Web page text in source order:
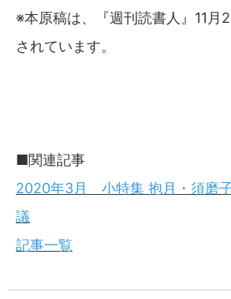
※本原稿は、『週刊読書人』11月
されています。
■関連記事
2020年3月 小特集 抱月・須磨
議
記事一覧